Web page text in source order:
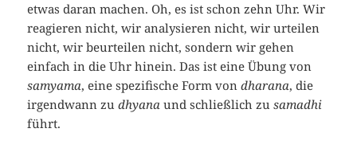
etwas daran machen. Oh, es ist schon zehn Uhr. Wir
reagieren nicht, wir analysieren nicht, wir urteilen
nicht, wir beurteilen nicht, sondern wir gehen
einfach in die Uhr hinein. Das ist eine Übung von
samyama, eine spezifische Form vondharana, die
irgendwann zudhyana und schließlich zusamadhi
führt.